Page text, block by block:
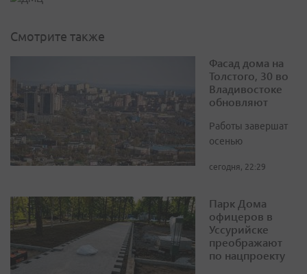
Смотрите также
Фасад дома на
Толстого, 30 во
Владивостоке
обновляют
Работы завершат
осенью
сегодня, 22:29
Парк Дома
офицеров в
Уссурийске
преображают
по нацпроекту